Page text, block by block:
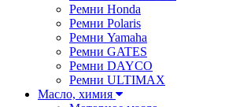
Ремни Honda
Ремни Polaris
Ремни Yamaha
Ремни GATES
Ремни DAYCO
Ремни ULTIMAX
Масло, химия